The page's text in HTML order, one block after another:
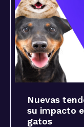
Nuevas
su impacto
gatos